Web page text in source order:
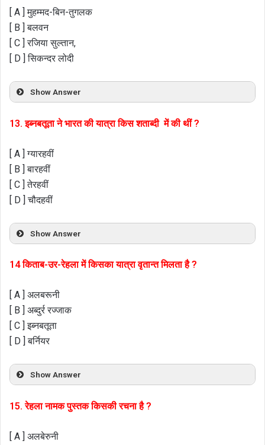
[ A ] मुहम्मद-बिन-तुगलक
[ B ] बलवन
[ C ] रजिया सुल्तान,
[ D ] सिकन्दर लोदी
Show Answer
13. इब्नबतूता ने भारत की यात्रा किस शताब्दी में की थीं ?
[ A ] ग्यारहवीं
[ B ] बारहवीं
[ C ] तेरहवीं
[ D ] चौदहवीं
Show Answer
14 किताब-उर-रेहला में किसका यात्रा वृतान्त मिलता है ?
[ A ] अलबरूनी
[ B ] अब्दुर्र रज्जाक
[ C ] इब्नबतूता
[ D ] बर्नियर
Show Answer
15. रेहला नामक पुस्तक किसकी रचना है ?
[ A ] अलबेरुनी